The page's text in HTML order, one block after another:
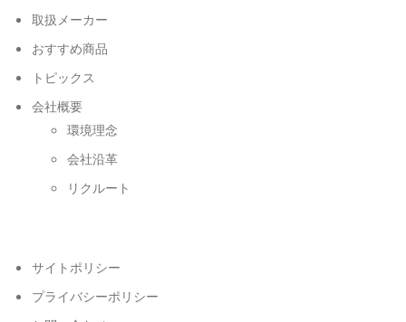
取扱メーカー
おすすめ商品
トピックス
会社概要
環境理念
会社沿革
リクルート
サイトポリシー
プライバシーポリシー